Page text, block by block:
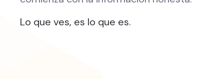
Lo que ves, es lo que es.